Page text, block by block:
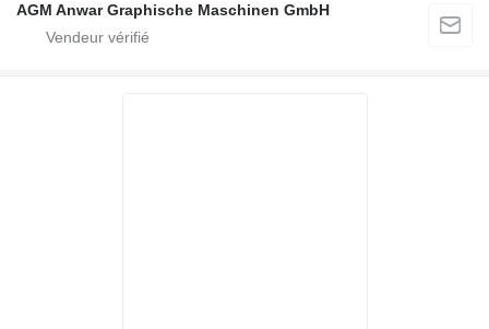
AGM Anwar Graphische Maschinen GmbH